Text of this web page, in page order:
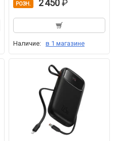
РОЗН. 2 450
Наличие: в 1 магазине